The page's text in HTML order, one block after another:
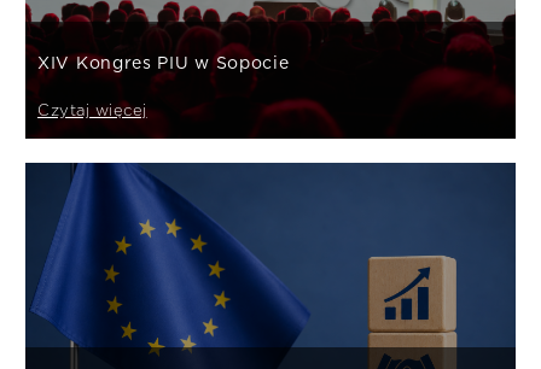
XIV Kongres PIU w Sopocie
Czytaj więcej